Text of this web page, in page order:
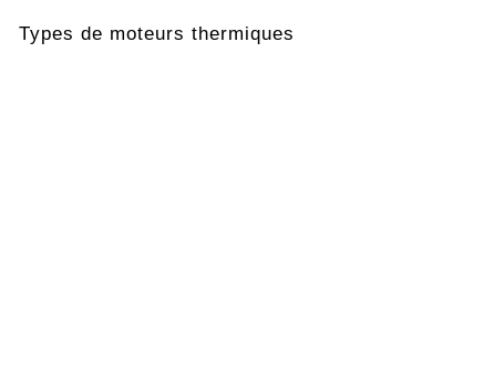
Types de moteurs thermiques